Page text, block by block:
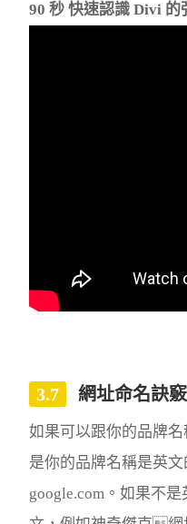
90 秒 快速認識 Divi 的
網址命名訣竅
如果可以跟你的品牌
是你的品牌名稱是英
google.com。如果不